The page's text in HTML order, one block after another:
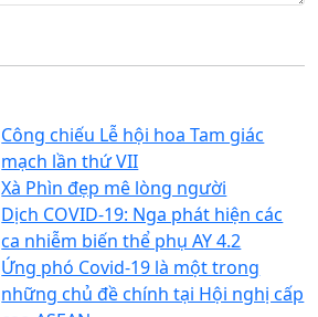
Công chiếu Lễ hội hoa Tam giác
mạch lần thứ VII
Xà Phìn đẹp mê lòng người
Dịch COVID-19: Nga phát hiện các
ca nhiễm biến thể phụ AY 4.2
Ứng phó Covid-19 là một trong
những chủ đề chính tại Hội nghị cấp